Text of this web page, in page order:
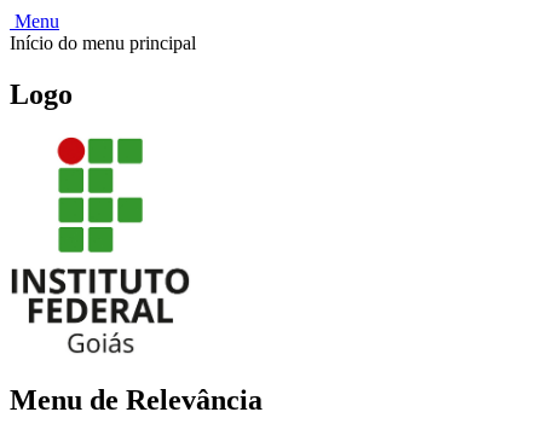
Menu
Início do menu principal
Logo
Menu de Relevância